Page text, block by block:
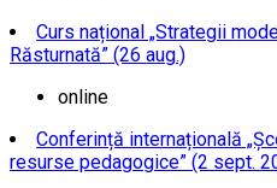
Curs național „Strategii
Răsturnată” (26 aug.)
online
Conferință internațională
resurse pedagogice” (2 sept.